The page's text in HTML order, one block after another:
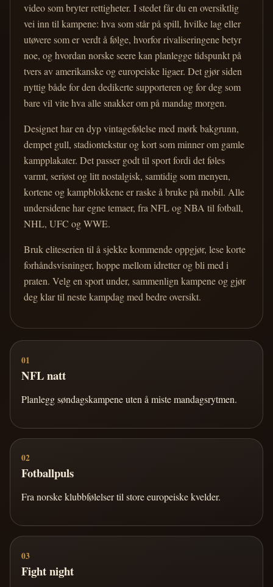
video som bryter rettigheter. I stedet får du en oversiktlig
vei inn til kampene: hva som står på spill, hvilke lag eller
utøvere som er verdt å følge, hvorfor rivaliseringene betyr
noe, og hvordan norske seere kan planlegge tidspunkt på
tvers av amerikanske og europeiske ligaer. Det gjør siden
nyttig både for den dedikerte supporteren og for deg som
bare vil vite hva alle snakker om på mandag morgen.
Designet har en dyp vintagefølelse med mørk bakgrunn,
dempet gull, stadiontekstur og kort som minner om gamle
kampplakater. Det passer godt til sport fordi det føles
varmt, seriøst og litt nostalgisk, samtidig som menyen,
kortene og kampblokkene er raske å bruke på mobil. Alle
undersidene har egne temaer, fra NFL og NBA til fotball,
NHL, UFC og WWE.
Bruk eliteserien til å sjekke kommende oppgjør, lese korte
forhåndsvisninger, hoppe mellom idretter og bli med i
praten. Velg en sport under, sammenlign kampene og gjør
deg klar til neste kampdag med bedre oversikt.
01
NFL natt
Planlegg søndagskampene uten å miste mandagsrytmen.
02
Fotballpuls
Fra norske klubbfølelser til store europeiske kvelder.
03
Fight night